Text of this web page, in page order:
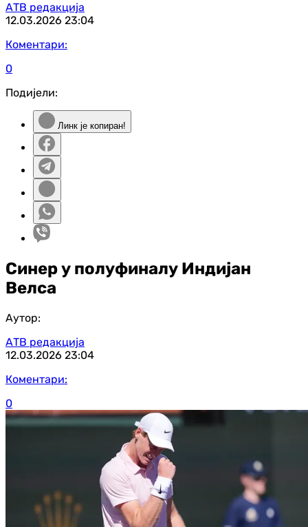
АТВ редакција
12.03.2026 23:04
Коментари:
0
Подијели:
Линк је копиран!
Синер у полуфиналу Индијан
Велса
Аутор:
АТВ редакција
12.03.2026 23:04
Коментари:
0